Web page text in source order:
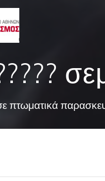
πτωματικά